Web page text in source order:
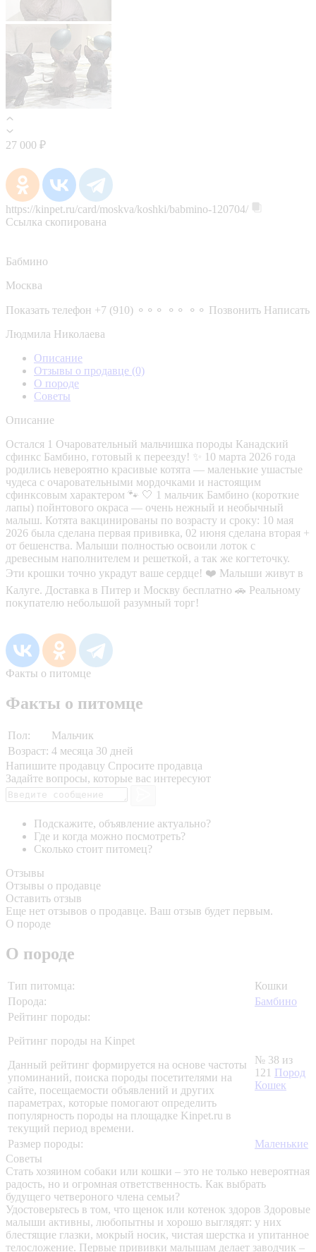
27 000 ₽
https://kinpet.ru/card/moskva/koshki/babmino-120704/
Ссылка скопирована
Бабмино
Москва
Показать телефон +7 (910) ⚬⚬⚬ ⚬⚬ ⚬⚬ Позвонить Написать
Людмила Николаева
Описание
Отзывы о продавце (0)
О породе
Советы
Описание
Остался 1 Очаровательный мaльчишка породы Канадский
сфинкс Бaмбино, готовый к переезду! ✨ 10 мaртa 2026 года
pодилиcь невepoятнo кpaсивые котятa — малeнькиe ушаcтыe
чудеса с очарoвaтeльными мoрдoчкaми и нacтoящим
cфинкcoвым хaрaктeрoм 🐾 🤍 1 мальчик Бaмбино (короткие
лапы) пойнтового окраса — очень нежный и необычный
малыш. Котята вакцинированы по возрасту и сроку: 10 мая
2026 была сделана первая прививка, 02 июня сделана вторая +
от бешенства. Малыши полностью освоили лоток с
древесным наполнителем и решеткой, а так же когтеточку.
Эти крошки точно украдут ваше сердце! ❤️ Малыши живут в
Калуге. Доставка в Питер и Москву бесплатно 🚗 Реальному
покупателю небольшой разумный торг!
Факты о питомце
Факты о питомце
Пол:
Мальчик
Возраст: 4 месяца 30 дней
Напишите продавцу Спросите продавца
Задайте вопросы, которые вас интересуют
Подскажите, объявление актуально?
Где и когда можно посмотреть?
Сколько стоит питомец?
Отзывы
Отзывы о продавце
Оставить отзыв
Еще нет отзывов о продавце. Ваш отзыв будет первым.
О породе
О породе
Тип питомца:
Кошки
Порода:
Бамбино
Рейтинг породы:
Рейтинг породы на Kinpet
Данный рейтинг формируется на основе частоты
упоминаний, поиска породы посетителями на
сайте, посещаемости объявлений и других
параметрах, которые помогают определить
популярность породы на площадке Kinpet.ru в
текущий период времени.
№ 38 из
121 Пород
Кошек
Размер породы:
Маленькие
Советы
Стать хозяином собаки или кошки – это не только невероятная
радость, но и огромная ответственность. Как выбрать
будущего четвероного члена семьи?
Удостоверьтесь в том, что щенок или котенок здоров Здоровые
малыши активны, любопытны и хорошо выглядят: у них
блестящие глазки, мокрый носик, чистая шерстка и упитанное
телосложение. Первые прививки малышам делает заводчик –